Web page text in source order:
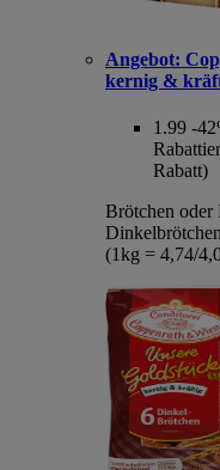
Angebot:
kernig &
1.99 -
Rabatt)
Brötchen oder
(1kg = 4,74/